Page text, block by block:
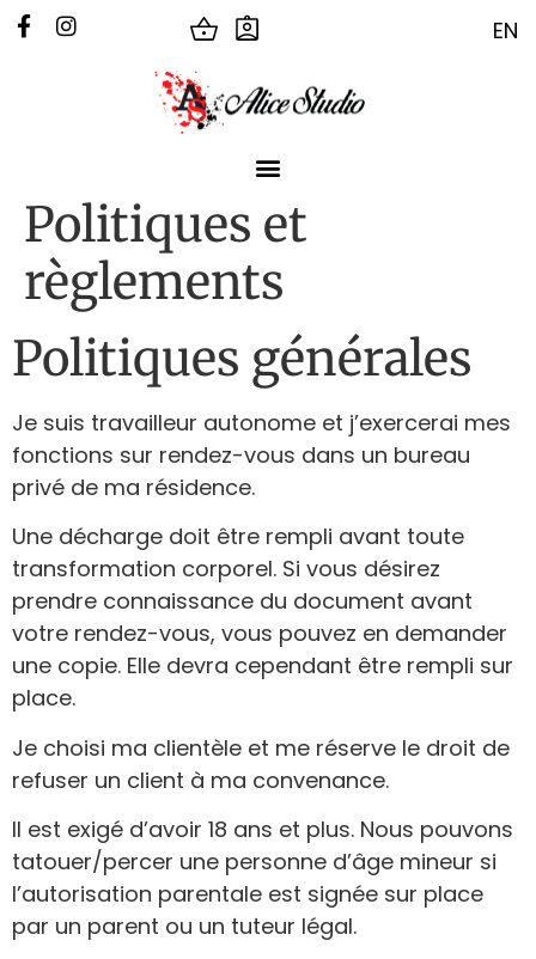
EN
Politiques et
règlements
Politiques générales
Je suis travailleur autonome et j’exercerai mes
fonctions sur rendez-vous dans un bureau
privé de ma résidence.
Une décharge doit être rempli avant toute
transformation corporel. Si vous désirez
prendre connaissance du document avant
votre rendez-vous, vous pouvez en demander
une copie. Elle devra cependant être rempli sur
place.
Je choisi ma clientèle et me réserve le droit de
refuser un client à ma convenance.
Il est exigé d’avoir 18 ans et plus. Nous pouvons
tatouer/percer une personne d’âge mineur si
l’autorisation parentale est signée sur place
par un parent ou un tuteur légal.